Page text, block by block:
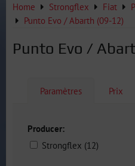
Home Strongflex Fiat
Punto Evo / Abarth (09-12)
Punto Evo /
Paramètres Prix
Producer:
Strongflex (12)